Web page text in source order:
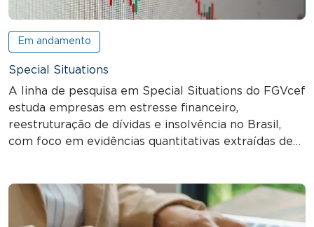
Em andamento
Special Situations
A linha de pesquisa em Special Situations do FGVcef
estuda empresas em estresse financeiro,
reestruturação de dívidas e insolvência no Brasil,
com foco em evidências quantitativas extraídas de…